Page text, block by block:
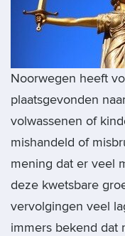
Noorwegen heeft
plaatsgevonden
volwassenen of
mishandeld of
mening dat er veel
deze kwetsbare
vervolgingen veel
immers bekend dat